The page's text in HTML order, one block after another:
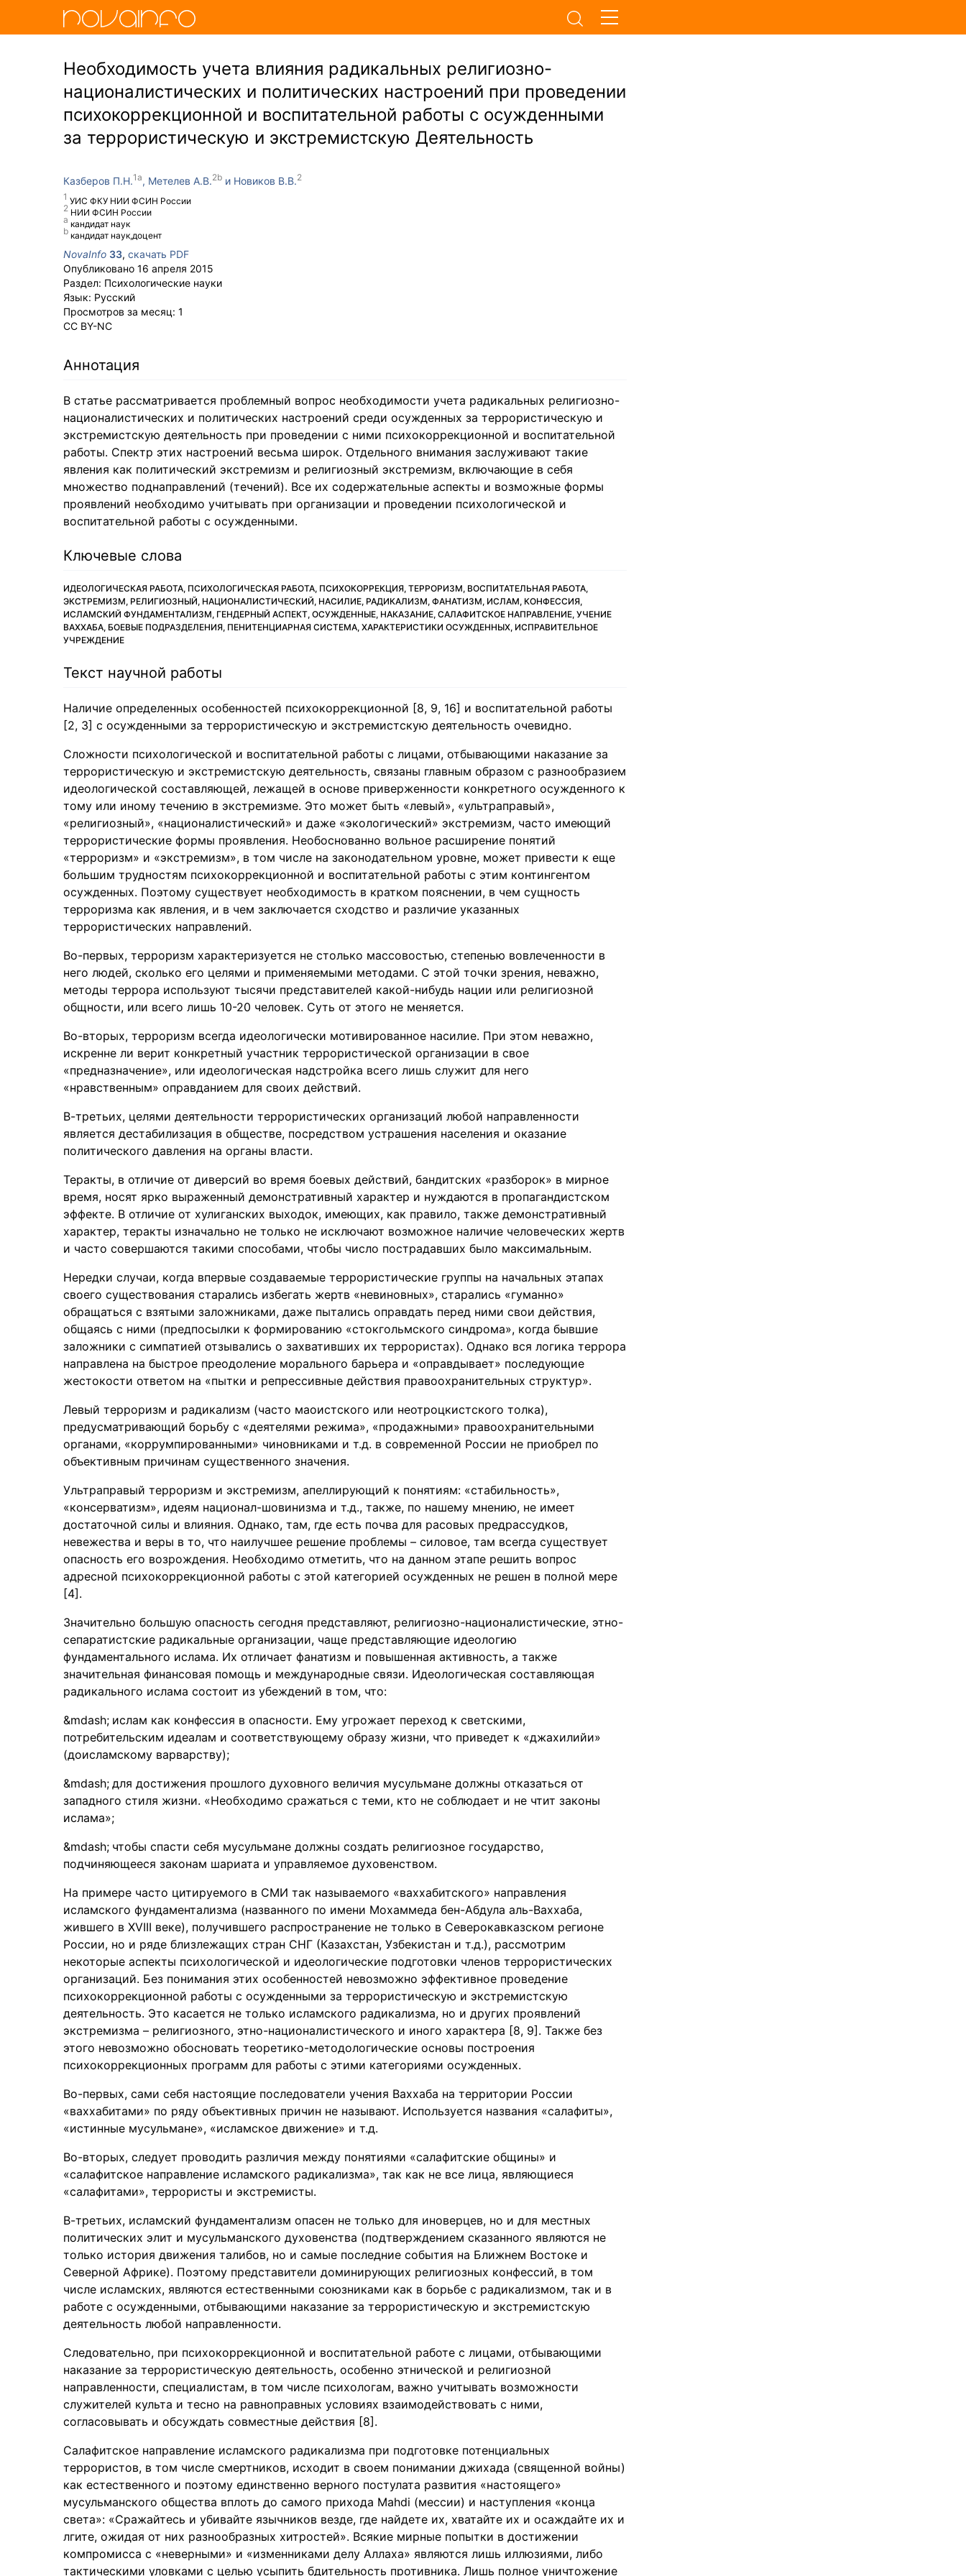
Необходимость учета влияния радикальных религиозно-
националистических и политических настроений при проведении
психокоррекционной и воспитательной работы с осужденными
за террористическую и экстремистскую Деятельность
Казберов П.Н.
УИС ФКУ НИИ ФСИН России
кандидат наук
Метелев А.В.
НИИ ФСИН России
кандидат наук,доцент
Новиков В.В.
NovaInfo 33, скачать PDF
Опубликовано 16 апреля 2015
Раздел: Психологические науки
Язык: Русский
Просмотров за месяц: 1
CC BY-NC
Аннотация
В статье рассматривается проблемный вопрос необходимости учета радикальных религиозно-
националистических и политических настроений среди осужденных за террористическую и
экстремистскую деятельность при проведении с ними психокоррекционной и воспитательной
работы. Спектр этих настроений весьма широк. Отдельного внимания заслуживают такие
явления как политический экстремизм и религиозный экстремизм, включающие в себя
множество поднаправлений (течений). Все их содержательные аспекты и возможные формы
проявлений необходимо учитывать при организации и проведении психологической и
воспитательной работы с осужденными.
Ключевые слова
ИДЕОЛОГИЧЕСКАЯ РАБОТА, ПСИХОЛОГИЧЕСКАЯ РАБОТА, ПСИХОКОРРЕКЦИЯ, ТЕРРОРИЗМ, ВОСПИТАТЕЛЬНАЯ РАБОТА,
ЭКСТРЕМИЗМ, РЕЛИГИОЗНЫЙ, НАЦИОНАЛИСТИЧЕСКИЙ, НАСИЛИЕ, РАДИКАЛИЗМ, ФАНАТИЗМ, ИСЛАМ, КОНФЕССИЯ,
ИСЛАМСКИЙ ФУНДАМЕНТАЛИЗМ, ГЕНДЕРНЫЙ АСПЕКТ, ОСУЖДЕННЫЕ, НАКАЗАНИЕ, САЛАФИТСКОЕ НАПРАВЛЕНИЕ, УЧЕНИЕ
ВАХХАБА, БОЕВЫЕ ПОДРАЗДЕЛЕНИЯ, ПЕНИТЕНЦИАРНАЯ СИСТЕМА, ХАРАКТЕРИСТИКИ ОСУЖДЕННЫХ, ИСПРАВИТЕЛЬНОЕ
УЧРЕЖДЕНИЕ
Текст научной работы
Наличие определенных особенностей психокоррекционной [8, 9, 16] и воспитательной работы
[2, 3] с осужденными за террористическую и экстремистскую деятельность очевидно.
Сложности психологической и воспитательной работы с лицами, отбывающими наказание за
террористическую и экстремистскую деятельность, связаны главным образом с разнообразием
идеологической составляющей, лежащей в основе приверженности конкретного осужденного к
тому или иному течению в экстремизме. Это может быть «левый», «ультраправый»,
«религиозный», «националистический» и даже «экологический» экстремизм, часто имеющий
террористические формы проявления. Необоснованно вольное расширение понятий
«терроризм» и «экстремизм», в том числе на законодательном уровне, может привести к еще
большим трудностям психокоррекционной и воспитательной работы с этим контингентом
осужденных. Поэтому существует необходимость в кратком пояснении, в чем сущность
терроризма как явления, и в чем заключается сходство и различие указанных
террористических направлений.
Во-первых, терроризм характеризуется не столько массовостью, степенью вовлеченности в
него людей, сколько его целями и применяемыми методами. С этой точки зрения, неважно,
методы террора используют тысячи представителей какой-нибудь нации или религиозной
общности, или всего лишь 10-20 человек. Суть от этого не меняется.
Во-вторых, терроризм всегда идеологически мотивированное насилие. При этом неважно,
искренне ли верит конкретный участник террористической организации в свое
«предназначение», или идеологическая надстройка всего лишь служит для него
«нравственным» оправданием для своих действий.
В-третьих, целями деятельности террористических организаций любой направленности
является дестабилизация в обществе, посредством устрашения населения и оказание
политического давления на органы власти.
Теракты, в отличие от диверсий во время боевых действий, бандитских «разборок» в мирное
время, носят ярко выраженный демонстративный характер и нуждаются в пропагандистском
эффекте. В отличие от хулиганских выходок, имеющих, как правило, также демонстративный
характер, теракты изначально не только не исключают возможное наличие человеческих жертв
и часто совершаются такими способами, чтобы число пострадавших было максимальным.
Нередки случаи, когда впервые создаваемые террористические группы на начальных этапах
своего существования старались избегать жертв «невиновных», старались «гуманно»
обращаться с взятыми заложниками, даже пытались оправдать перед ними свои действия,
общаясь с ними (предпосылки к формированию «стокгольмского синдрома», когда бывшие
заложники с симпатией отзывались о захвативших их террористах). Однако вся логика террора
направлена на быстрое преодоление морального барьера и «оправдывает» последующие
жестокости ответом на «пытки и репрессивные действия правоохранительных структур».
Левый терроризм и радикализм (часто маоистского или неотроцкистского толка),
предусматривающий борьбу с «деятелями режима», «продажными» правоохранительными
органами, «коррумпированными» чиновниками и т.д. в современной России не приобрел по
объективным причинам существенного значения.
Ультраправый терроризм и экстремизм, апеллирующий к понятиям: «стабильность»,
«консерватизм», идеям национал-шовинизма и т.д., также, по нашему мнению, не имеет
достаточной силы и влияния. Однако, там, где есть почва для расовых предрассудков,
невежества и веры в то, что наилучшее решение проблемы – силовое, там всегда существует
опасность его возрождения. Необходимо отметить, что на данном этапе решить вопрос
адресной психокоррекционной работы с этой категорией осужденных не решен в полной мере
[4].
Значительно большую опасность сегодня представляют, религиозно-националистические, этно-
сепаратистские радикальные организации, чаще представляющие идеологию
фундаментального ислама. Их отличает фанатизм и повышенная активность, а также
значительная финансовая помощь и международные связи. Идеологическая составляющая
радикального ислама состоит из убеждений в том, что:
ислам как конфессия в опасности. Ему угрожает переход к светскими,
потребительским идеалам и соответствующему образу жизни, что приведет к «джахилийи»
(доисламскому варварству);
для достижения прошлого духовного величия мусульмане должны отказаться от
западного стиля жизни. «Необходимо сражаться с теми, кто не соблюдает и не чтит законы
ислама»;
чтобы спасти себя мусульмане должны создать религиозное государство,
подчиняющееся законам шариата и управляемое духовенством.
На примере часто цитируемого в СМИ так называемого «ваххабитского» направления
исламского фундаментализма (названного по имени Мохаммеда бен-Абдула аль-Ваххаба,
жившего в XVIII веке), получившего распространение не только в Северокавказском регионе
России, но и ряде близлежащих стран СНГ (Казахстан, Узбекистан и т.д.), рассмотрим
некоторые аспекты психологической и идеологические подготовки членов террористических
организаций. Без понимания этих особенностей невозможно эффективное проведение
психокоррекционной работы с осужденными за террористическую и экстремистскую
деятельность. Это касается не только исламского радикализма, но и других проявлений
экстремизма – религиозного, этно-националистического и иного характера [8, 9]. Также без
этого невозможно обосновать теоретико-методологические основы построения
психокоррекционных программ для работы с этими категориями осужденных.
Во-первых, сами себя настоящие последователи учения Ваххаба на территории России
«ваххабитами» по ряду объективных причин не называют. Используется названия «салафиты»,
«истинные мусульмане», «исламское движение» и т.д.
Во-вторых, следует проводить различия между понятиями «салафитские общины» и
«салафитское направление исламского радикализма», так как не все лица, являющиеся
«салафитами», террористы и экстремисты.
В-третьих, исламский фундаментализм опасен не только для иноверцев, но и для местных
политических элит и мусульманского духовенства (подтверждением сказанного являются не
только история движения талибов, но и самые последние события на Ближнем Востоке и
Северной Африке). Поэтому представители доминирующих религиозных конфессий, в том
числе исламских, являются естественными союзниками как в борьбе с радикализмом, так и в
работе с осужденными, отбывающими наказание за террористическую и экстремистскую
деятельность любой направленности.
Следовательно, при психокоррекционной и воспитательной работе с лицами, отбывающими
наказание за террористическую деятельность, особенно этнической и религиозной
направленности, специалистам, в том числе психологам, важно учитывать возможности
служителей культа и тесно на равноправных условиях взаимодействовать с ними,
согласовывать и обсуждать совместные действия [8].
Салафитское направление исламского радикализма при подготовке потенциальных
террористов, в том числе смертников, исходит в своем понимании джихада (священной войны)
как естественного и поэтому единственно верного постулата развития «настоящего»
мусульманского общества вплоть до самого прихода Mahdi (мессии) и наступления «конца
света»: «Сражайтесь и убивайте язычников везде, где найдете их, хватайте их и осаждайте их и
лгите, ожидая от них разнообразных хитростей». Всякие мирные попытки в достижении
компромисса с «неверными» и «изменниками делу Аллаха» являются лишь иллюзиями, либо
тактическими уловками с целью усыпить бдительность противника. Лишь полное уничтожение